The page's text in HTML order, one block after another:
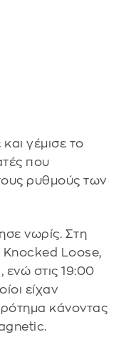
γέμισε το
που
ρυθμούς των
νωρίς. Στη
Knocked Loose,
ενώ στις 19:00
είχαν
κάνοντας